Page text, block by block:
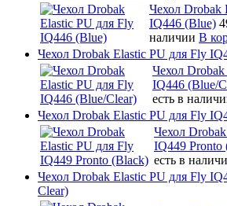
Чехол Drobak
IQ446 (Blue)
наличии В
Чехол Drobak Elastic PU для Fly
Чехол
IQ446 (Blue/
есть в
Чехол Drobak Elastic PU для Fly
Чехол
IQ449 Pronto
есть в
Чехол Drobak Elastic PU для Fly
Clear)